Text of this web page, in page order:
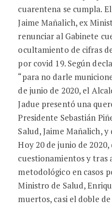
cuarentena se cumpla.
Jaime Mañalich, ex
renunciar al Gabinete
ocultamiento de cifras
por covid 19. Según
“para no darle
de junio de 2020, el
Jadue presentó una
Presidente Sebastián
Salud, Jaime Mañalich,
Hoy 20 de junio de
cuestionamientos y tras
metodológico en casos
Ministro de Salud,
muertos, casi el doble